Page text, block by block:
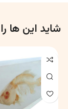
شاید این ها